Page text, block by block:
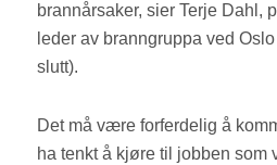
brannårsaker, sier Terje Dahl,
leder av branngruppa ved
slutt).
Det må være forferdelig å
ha tenkt å kjøre til jobben som